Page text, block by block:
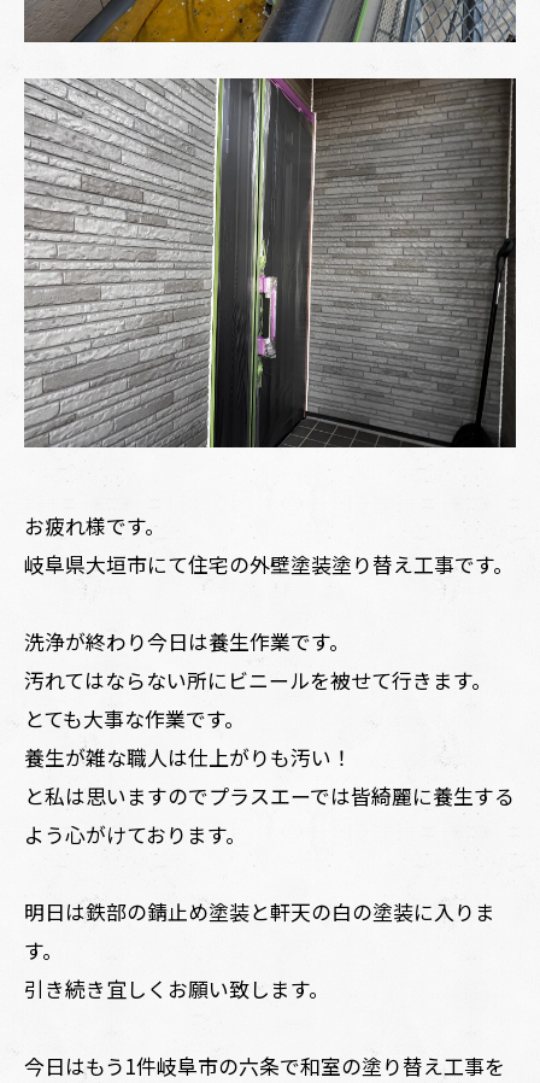
お疲れ様です。
岐阜県大垣市にて住宅の外壁塗装塗り替え工事です。
洗浄が終わり今日は養生作業です。
汚れてはならない所にビニールを被せて行きます。
とても大事な作業です。
養生が雑な職人は仕上がりも汚い！
と私は思いますのでプラスエーでは皆綺麗に養生する
よう心がけております。
明日は鉄部の錆止め塗装と軒天の白の塗装に入りま
す。
引き続き宜しくお願い致します。
今日はもう1件岐阜市の六条で和室の塗り替え工事を